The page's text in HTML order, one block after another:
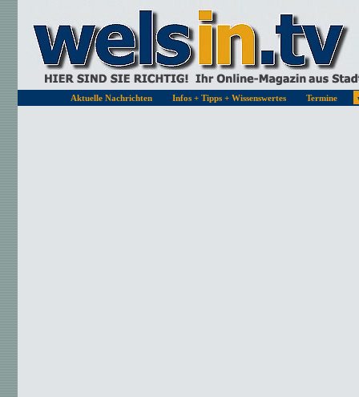
Aktuelle Nachrichten Infos + Tipps + Wissenswertes Termine